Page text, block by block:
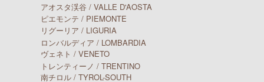
アオスタ渓谷 / VALLE D'AOSTA
ピエモンテ / PIEMONTE
リグーリア / LIGURIA
ロンバルディア / LOMBARDIA
ヴェネト / VENETO
トレンティーノ / TRENTINO
南チロル / TYROL-SOUTH